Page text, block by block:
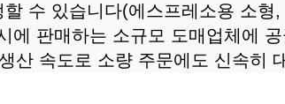
수 있습니다(에스프레소용 소형
판매하는 소규모 도매업체에
산 속도로 소량 주문에도 신속히